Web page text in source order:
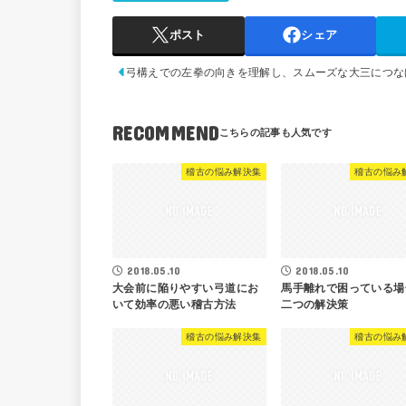
ポスト シェア
弓構えでの左拳の向きを理解し、スムーズな大三につ
RECOMMEND
稽古の悩み解決集
2018.05.10
大会前に陥りやすい弓道にお
いて効率の悪い稽古方法
稽古の悩み
2018.05.10
馬手離れで困っている
二つの解決策
稽古の悩み解決集 稽古の悩み